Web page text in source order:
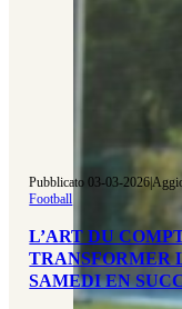
Pubblicato 03-03-2026|
Football
L’ART DU
TRANSFORMER
SAMEDI EN